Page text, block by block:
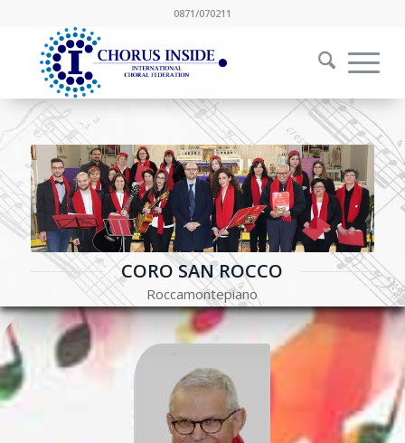
0871/070211
CORO SAN ROCCO
Roccamontepiano